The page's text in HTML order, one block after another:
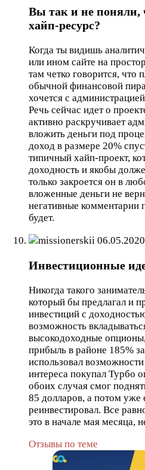
Вы так и не поняли,
хайп-ресурс?
Когда ты видишь
или ином сайте на
там четко говорится, что
обычной финансовой
хочется с
Речь сейчас идет о
активно раскручивает
вложить деньги под
доход в размере 20%
типичный хайп-проект,
доходность и якобы
только закроется он в
вложенные деньги не
негативные комментарии
будет.
missionerskii
Инвестиционные
Никогда такого
который бы предлагал и
инвестиций с
возможность
высокодоходные
прибыль в районе 185%
использовал
интереса покупал Турбо
обоих случая смог
85 долларов, а потом уже
реинвестировал. Все
это в начале мая месяца,
Отзывы по теме